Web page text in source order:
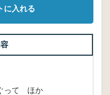
に入れる
って ほか